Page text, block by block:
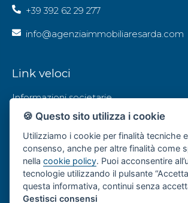
+39 392 62 29 277
info@agenziaimmobiliaresarda.com
Link veloci
Informazioni societarie
Privacy Policy
Contatti
Social
🍪 Questo sito utilizza i cookie
Utilizziamo i cookie per finalità tecniche
consenso, anche per altre finalità come
nellacookie policy. Puoi acconsentire
tecnologie utilizzando il pulsante
questa informativa, continui senza
Gestisci consensi